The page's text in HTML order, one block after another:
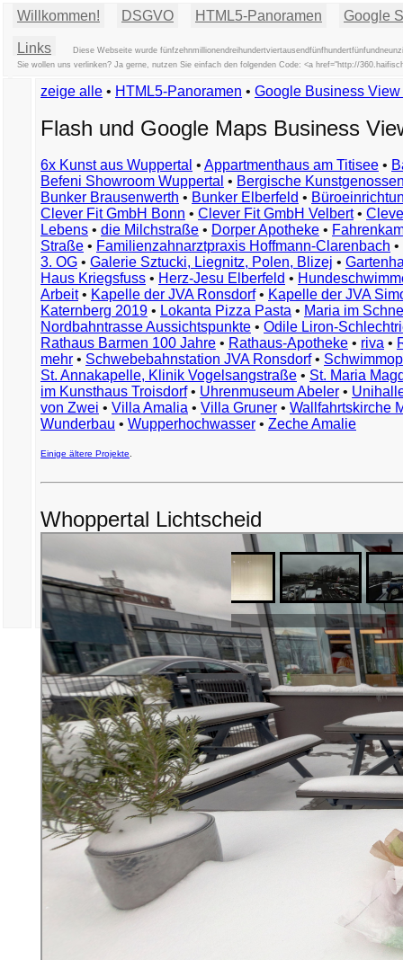
Willkommen! DSGVO HTML5-Panoramen Google
Links
Diese Webseite wurde
Sie wollen uns verlinken? Ja gerne, nutzen Sie einfach den folgenden Code: <a href="http://
zeige alle • HTML5-Panoramen • Google Business
Flash und Google Maps Business
6x Kunst aus Wuppertal • Appartmenthaus am Titisee •
Befeni Showroom Wuppertal • Bergische
Bunker Brausenwerth • Bunker Elberfeld •
Clever Fit GmbH Bonn • Clever Fit GmbH Velbert•
Lebens • die Milchstraße • Dorper Apotheke •
Straße • Familienzahnarztpraxis Hoffmann-Clarenbach •
3. OG • Galerie Sztucki, Liegnitz, Polen, Blizej •
Haus Kriegsfuss • Herz-Jesu Elberfeld •
Arbeit• Kapelle der JVA Ronsdorf• Kapelle der JVA
Katernberg 2019 • Lokanta Pizza Pasta • Maria im
Nordbahntrasse Aussichtspunkte • Odile Liron-
Rathaus Barmen 100 Jahre • Rathaus-Apotheke • riva •
mehr • Schwebebahnstation JVA Ronsdorf•
St. Annakapelle, Klinik Vogelsangstraße • St. Maria
im Kunsthaus Troisdorf• Uhrenmuseum Abeler •
von Zwei • Villa Amalia • Villa Gruner • Wallfahrtskirche
Wunderbau • Wupperhochwasser • Zeche Amalie
Einige ältere Projekte
Whoppertal Lichtscheid